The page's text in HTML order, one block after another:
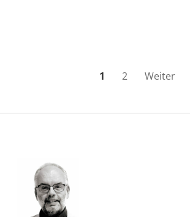
Seitennummerierung
1 2 Weiter
Sidebar